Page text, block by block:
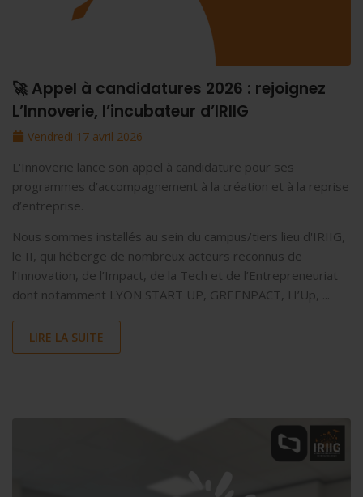
🚀 Appel à candidatures 2026 : rejoignez
L’Innoverie, l’incubateur d’IRIIG
Vendredi 17 avril 2026
L'Innoverie lance son appel à candidature pour ses
programmes d’accompagnement à la création et à la reprise
d’entreprise.
Nous sommes installés au sein du campus/tiers lieu d'IRIIG,
le II, qui héberge de nombreux acteurs reconnus de
l’Innovation, de l’Impact, de la Tech et de l’Entrepreneuriat
dont notamment LYON START UP, GREENPACT, H’Up, ...
LIRE LA SUITE